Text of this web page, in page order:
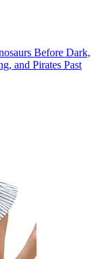
Before Dark,
and Pirates Past